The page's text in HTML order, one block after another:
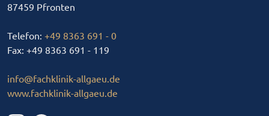
87459 Pfronten
Telefon: +49 8363 691 - 0
Fax: +49 8363 691 - 119
info@fachklinik-allgaeu.de
www.fachklinik-allgaeu.de